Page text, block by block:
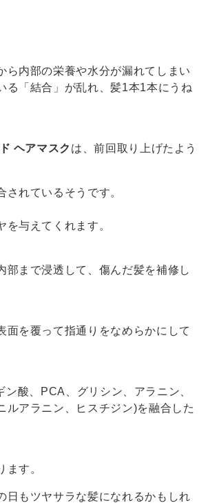
ら内部の栄養や水分が漏れてしまい
る「結合」が乱れ、髪1本1本にうね
ヘアマスク は、前回取り上げたよう
れているそうです。
与えてくれます。
まで浸透して、傷んだ髪を補修し
を覆って指通りをなめらかにして
酸、PCA、グリシン、アラニン、
ルアラニン、ヒスチジン)を融合した
す。
日もツヤサラな髪になれるかもしれ